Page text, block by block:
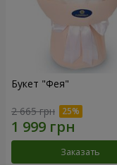
Букет "Фея"
2 665 грн
Заказать